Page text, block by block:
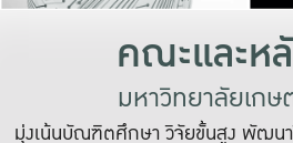
คณะและห
มหาวิทยาลัยเก
มุ่งเน้นบัณฑิตศึกษา วิจัยขั้นสูง พัฒนา